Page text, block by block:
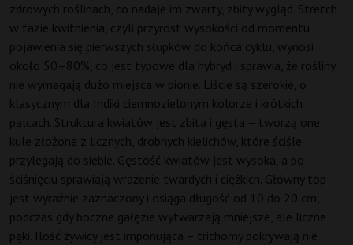
zdrowych roślinach, co nadaje im zwarty, zbity wygląd. Stretch
w fazie kwitnienia, czyli przyrost wysokości od momentu
pojawienia się pierwszych słupków do końca cyklu, wynosi
około 50–80%, co jest typowe dla hybryd i sprawia, że rośliny
nie wymagają dużo miejsca w pionie. Liście są szerokie, o
klasycznym dla Indiki ciemnozielonym kolorze i krótkich
palcach. Struktura kwiatów jest zbita i gęsta – tworzą one
kule złożone z licznych, drobnych kielichów, które ściśle
przylegają do siebie. Gęstość kwiatów jest wysoka, a po
ściśnięciu sprawiają wrażenie twardych i ciężkich. Główny top
jest wyraźnie zaznaczony i osiąga długość od 10 do 20 cm,
podczas gdy boczne gałęzie wytwarzają mniejsze, ale liczne
pąki. Ilość żywicy jest imponująca – trichomy pokrywają nie